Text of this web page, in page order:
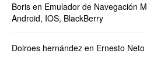
Boris en Emulador de Navegación
Android, IOS, BlackBerry
Dolroes hernández en Ernesto Neto